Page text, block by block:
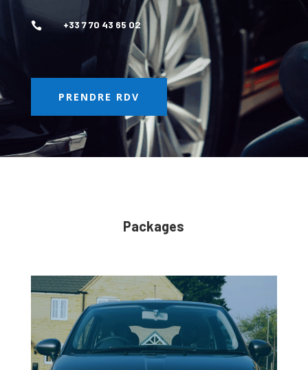
 +33 7 70 43 65 02
PRENDRE RDV
Packages